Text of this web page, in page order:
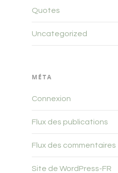
Quotes
Uncategorized
MÉTA
Connexion
Flux des publications
Flux des commentaires
Site de WordPress-FR